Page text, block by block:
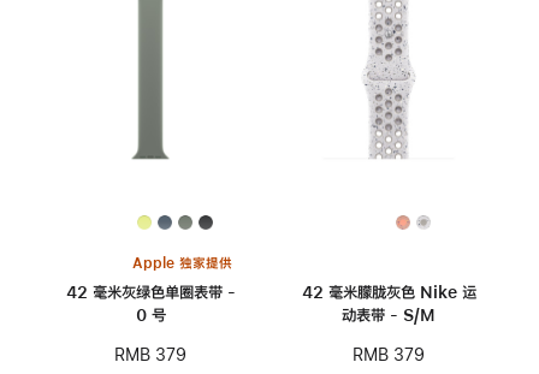
Apple 独家提供
42 毫米灰绿色单圈表带 -
0 号
RMB 379
42 毫米朦胧灰色 Nike 运
动表带 - S/M
RMB 379